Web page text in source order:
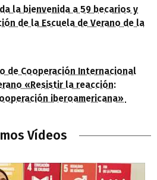
la bienvenida a 59 becarios y
de la Escuela de Verano de la
de Cooperación Internacional
«Resistir la reacción:
iberoamericana»
Vídeos